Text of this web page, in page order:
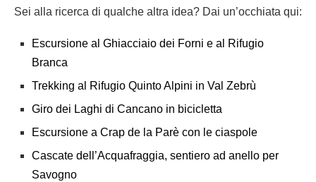
Sei alla ricerca di qualche altra idea? Dai un’occhiata qui:
Escursione al Ghiacciaio dei Forni e al Rifugio
Branca
Trekking al Rifugio Quinto Alpini in Val Zebrù
Giro dei Laghi di Cancano in bicicletta
Escursione a Crap de la Parè con le ciaspole
Cascate dell’Acquafraggia, sentiero ad anello per
Savogno